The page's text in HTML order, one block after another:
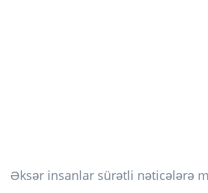
Əksər insanlar sürətli nəticələrə